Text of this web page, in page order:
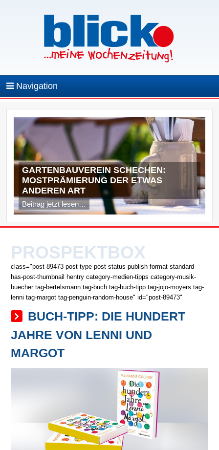
Navigation
GARTENBAUVEREIN SCHECHEN:
MOSTPRÄMIERUNG DER ETWAS
ANDEREN ART
Beitrag jetzt lesen…
PROSPEKTBOX
class="post-89473 post type-post status-publish format-standard
has-post-thumbnail hentry category-medien-tipps category-musik-
buecher tag-bertelsmann tag-buch tag-buch-tipp tag-jojo-moyers tag-
lenni tag-margot tag-penguin-random-house" id="post-89473"
BUCH-TIPP: DIE HUNDERT
JAHRE VON LENNI UND
MARGOT